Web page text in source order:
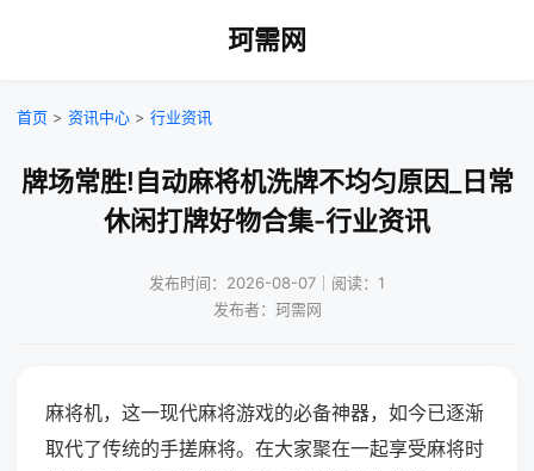
珂需网
首页 > 资讯中心 > 行业资讯
牌场常胜!自动麻将机洗牌不均匀原因_日常
休闲打牌好物合集-行业资讯
发布时间：2026-08-07｜阅读：1
发布者：珂需网
麻将机，这一现代麻将游戏的必备神器，如今已逐渐
取代了传统的手搓麻将。在大家聚在一起享受麻将时